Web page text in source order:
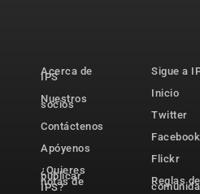
Acerca de
IPS
Nuestros
socios
Contáctenos
Apóyenos
¿Quieres
publicar
notas de
IPS?
Sigue a
Inicio
Twitter
Facebook
Flickr
Reglas de